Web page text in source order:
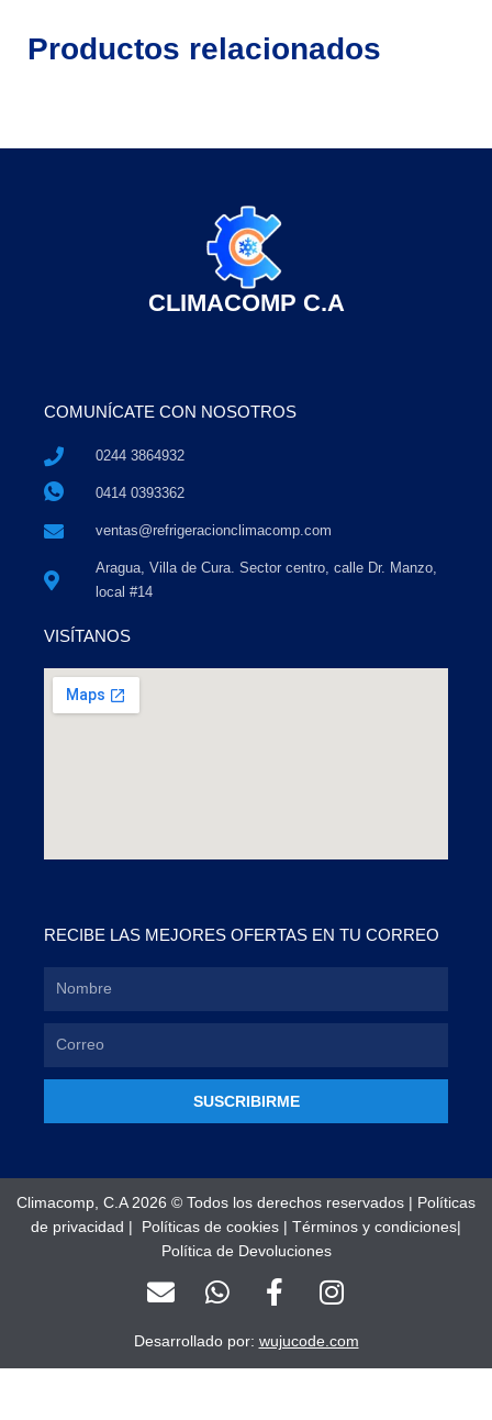
Productos relacionados
CLIMACOMP C.A
COMUNÍCATE CON NOSOTROS
0244 3864932
0414 0393362
ventas@refrigeracionclimacomp.com
Aragua, Villa de Cura. Sector centro, calle Dr. Manzo,
local #14
VISÍTANOS
RECIBE LAS MEJORES OFERTAS EN TU CORREO
SUSCRIBIRME
Climacomp, C.A 2026 © Todos los derechos reservados | Políticas
de privacidad | Políticas de cookies | Términos y condiciones|
Política de Devoluciones
E
n
v
W
h
a
F
a
c
e
I
n
s
t
Desarrollado por: wujucode.com